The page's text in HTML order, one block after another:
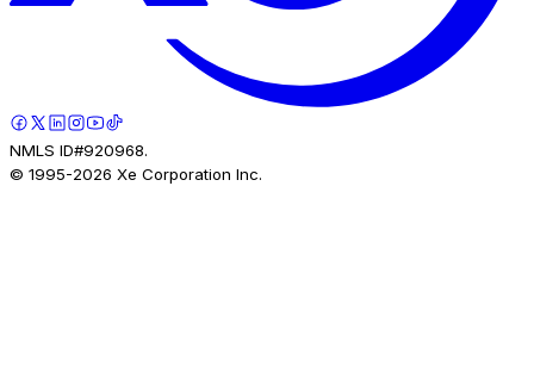
NMLS ID#920968.
© 1995-2026 Xe Corporation Inc.